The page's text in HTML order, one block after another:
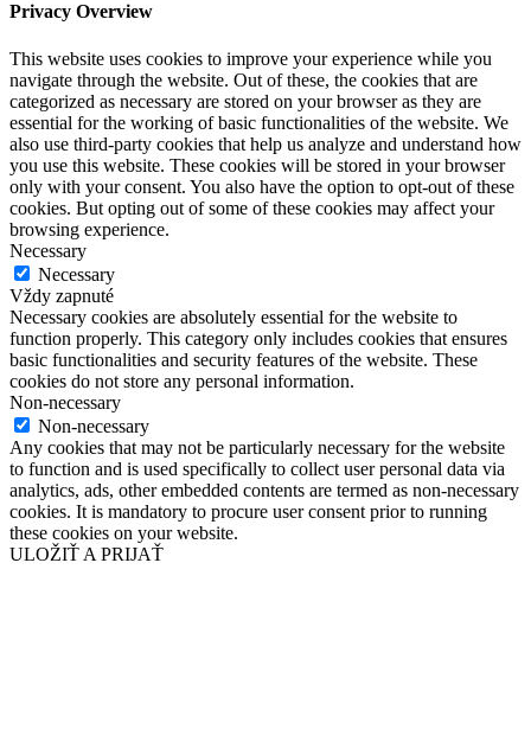
Privacy Overview
This website uses cookies to improve your experience while you
navigate through the website. Out of these, the cookies that are
categorized as necessary are stored on your browser as they are
essential for the working of basic functionalities of the website. We
also use third-party cookies that help us analyze and understand how
you use this website. These cookies will be stored in your browser
only with your consent. You also have the option to opt-out of these
cookies. But opting out of some of these cookies may affect your
browsing experience.
Necessary
Necessary
Vždy zapnuté
Necessary cookies are absolutely essential for the website to
function properly. This category only includes cookies that ensures
basic functionalities and security features of the website. These
cookies do not store any personal information.
Non-necessary
Non-necessary
Any cookies that may not be particularly necessary for the website
to function and is used specifically to collect user personal data via
analytics, ads, other embedded contents are termed as non-necessary
cookies. It is mandatory to procure user consent prior to running
these cookies on your website.
ULOŽIŤ A PRIJAŤ